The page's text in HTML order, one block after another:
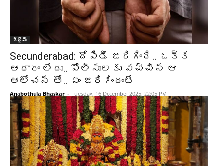
క్రైమ్‌
Secunderabad: దోపిడీ జరిగింది.. ఒక్క
ఆధారం లేదు.. పోలీసులకు వచ్చిన ఆ
ఆలోచన తో.. ఏం జరిగిందంటే
Anabothula Bhaskar - Tuesday, 16 December 2025, 22:05 PM